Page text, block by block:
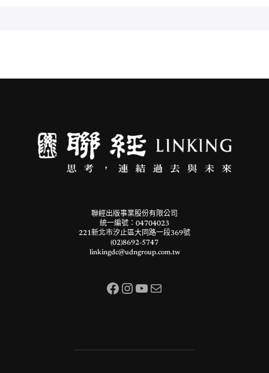
聯經出版事業股份有限公司
統一編號：04704023
221新北市汐止區大同路一段369號
(02)8692-5747
linkingdc@udngroup.com.tw
Facebook InstagramYouTube 電子郵件